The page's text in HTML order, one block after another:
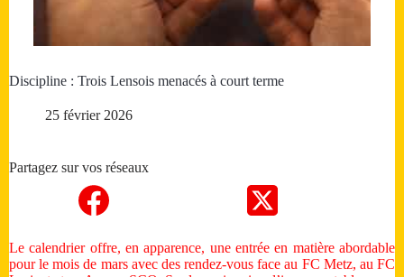
Discipline : Trois Lensois menacés à court terme
25 février 2026
Partagez sur vos réseaux
Le calendrier offre, en apparence, une entrée en matière abordable
pour le mois de mars avec des rendez-vous face au FC Metz, au FC